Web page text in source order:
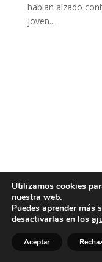
habían alzado
joven...
Utilizamos cookies
nuestra web.
Puedes aprender más
desactivarlas en los
Aceptar